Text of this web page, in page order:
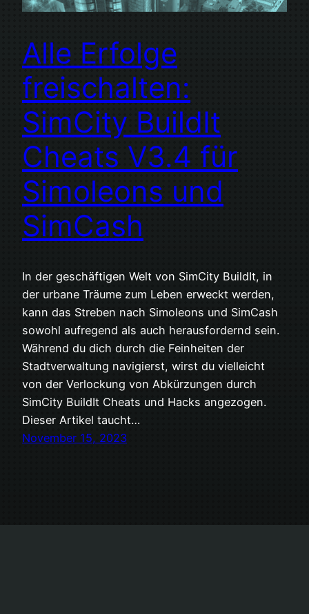
Alle Erfolge
freischalten:
SimCity BuildIt
Cheats V3.4 für
Simoleons und
SimCash
In der geschäftigen Welt von SimCity BuildIt, in
der urbane Träume zum Leben erweckt werden,
kann das Streben nach Simoleons und SimCash
sowohl aufregend als auch herausfordernd sein.
Während du dich durch die Feinheiten der
Stadtverwaltung navigierst, wirst du vielleicht
von der Verlockung von Abkürzungen durch
SimCity BuildIt Cheats und Hacks angezogen.
Dieser Artikel taucht…
November 15, 2023